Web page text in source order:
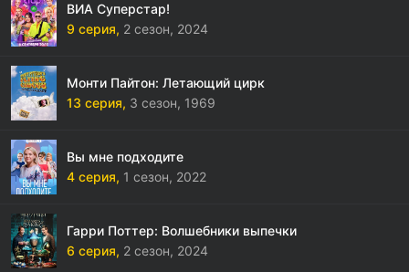
ВИА Суперстар!
9 серия, 2 сезон, 2024
Монти Пайтон: Летающий цирк
13 серия, 3 сезон, 1969
Вы мне подходите
4 серия, 1 сезон, 2022
Гарри Поттер: Волшебники выпечки
6 серия, 2 сезон, 2024